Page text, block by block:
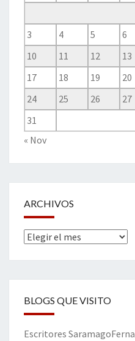
3
4 5 6
10
11 12 13
17
18 19 20
24
25 26 27
31
« Nov
ARCHIVOS
Archivos
BLOGS QUE VISITO
Escritores Saramago